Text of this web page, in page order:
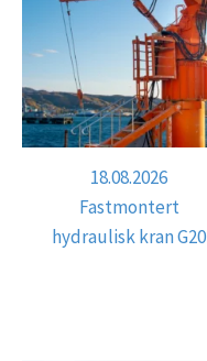
18.08.2026
Fastmontert
hydraulisk kran G20